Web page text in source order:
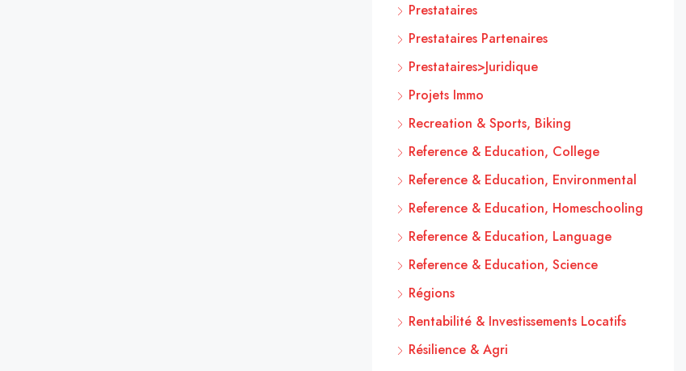
Prestataires
Prestataires Partenaires
Prestataires>Juridique
Projets Immo
Recreation & Sports, Biking
Reference & Education, College
Reference & Education, Environmental
Reference & Education, Homeschooling
Reference & Education, Language
Reference & Education, Science
Régions
Rentabilité & Investissements Locatifs
Résilience & Agri